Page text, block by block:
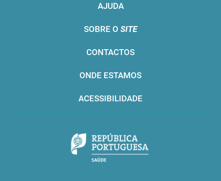
AJUDA
SOBRE O SITE
CONTACTOS
ONDE ESTAMOS
ACESSIBILIDADE